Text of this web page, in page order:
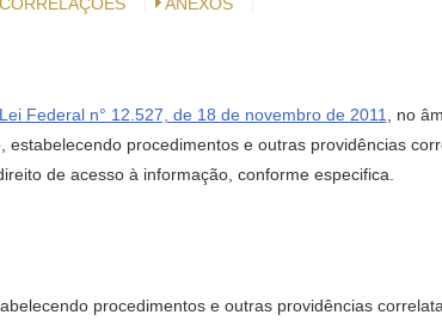
Lei Federal n° 12.527, de 18 de novembro de 2011
, no
estabelecendo procedimentos e outras providências
de acesso à informação, conforme especifica.
procedimentos e outras providências